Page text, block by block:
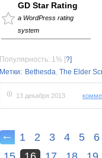
GD Star Rating
a WordPress rating
system
Популярность: 1% [?]
Метки: Bethesda, The Elder
13 декабря 2013
1 2 3 4 5
6